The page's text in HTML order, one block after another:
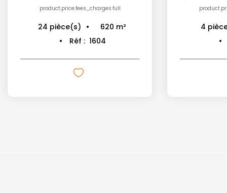
product.price.fees_charges.full
4pièce(s) 104m²
Réf : 1400
5